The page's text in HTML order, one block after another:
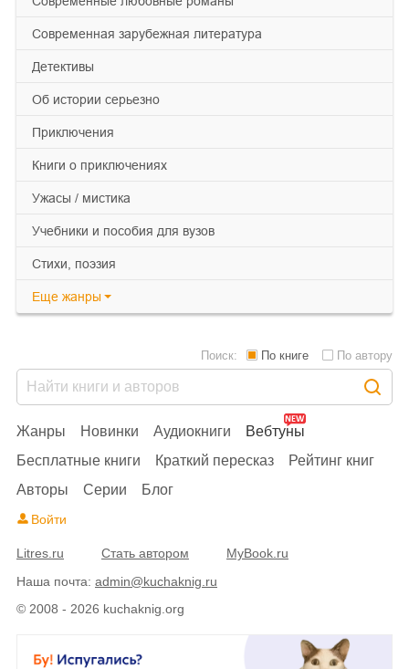
современная зарубежная литература
детективы
об истории серьезно
приключения
книги о приключениях
ужасы / мистика
учебники и пособия для вузов
cтихи, поэзия
Еще жанры
© 2008 - 2026 kuchaknig.org
Жанры Новинки Аудиокниги
Вебтуны
Бесплатные книги
Краткий пересказ
Рейтинг книг
Авторы
Серии Блог
Поиск: По книге По автору
Войти
Litres.ru Стать автором
MyBook.ru
Наша почта: admin@kuchaknig.ru